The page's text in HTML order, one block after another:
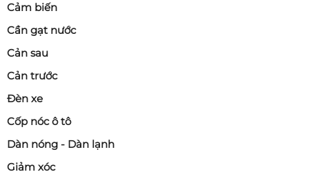
Cảm biến
Cần gạt nước
Cản sau
Cản trước
Đèn xe
Cốp nóc ô tô
Dàn nóng - Dàn lạnh
Giảm xóc